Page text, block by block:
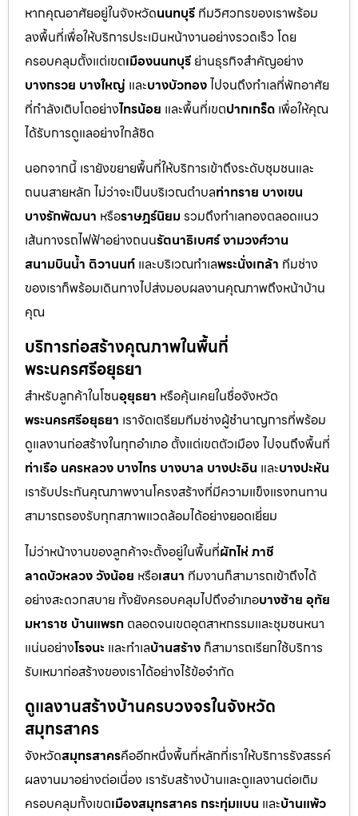
หากคุณอาศัยอยู่ในจังหวัดนนทบุรี ทีมวิศวกรของเราพร้อม
ลงพื้นที่เพื่อให้บริการประเมินหน้างานอย่างรวดเร็ว โดย
ครอบคลุมตั้งแต่เขตเมืองนนทบุรี ย่านธุรกิจสำคัญอย่าง
บางกรวย บางใหญ่ และบางบัวทองไปจนถึงทำเลที่พักอาศัย
ที่กำลังเติบโตอย่างไทรน้อย และพื้นที่เขตปากเกร็ด เพื่อให้คุณ
ได้รับการดูแลอย่างใกล้ชิด
นอกจากนี้ เรายังขยายพื้นที่ให้บริการเข้าถึงระดับชุมชนและ
ถนนสายหลัก ไม่ว่าจะเป็นบริเวณตำบลท่าทราย บางเขน
บางรักพัฒนา หรือราษฎร์นิยมรวมถึงทำเลทองตลอดแนว
เส้นทางรถไฟฟ้าอย่างถนนรัตนาธิเบศร์ งามวงศ์วาน
สนามบินน้ำ ติวานนท์ และบริเวณทำเลพระนั่งเกล้า ทีมช่าง
ของเราก็พร้อมเดินทางไปส่งมอบผลงานคุณภาพถึงหน้าบ้าน
คุณ
บริการก่อสร้างคุณภาพในพื้นที่
พระนครศรีอยุธยา
สำหรับลูกค้าในโซนอุยุธยา หรือคุ้นเคยในชื่อจังหวัด
พระนครศรีอยุธยา เราจัดเตรียมทีมช่างผู้ชำนาญการที่พร้อม
ดูแลงานก่อสร้างในทุกอำเภอ ตั้งแต่เขตตัวเมือง ไปจนถึงพื้นที่
ท่าเรือ นครหลวง บางไทร บางบาล บางปะอิน และบางปะหัน
เรารับประกันคุณภาพงานโครงสร้างที่มีความแข็งแรงทนทาน
สามารถรองรับทุกสภาพแวดล้อมได้อย่างยอดเยี่ยม
ไม่ว่าหน้างานของลูกค้าจะตั้งอยู่ในพื้นที่ผักไห่ ภาชี
ลาดบัวหลวง วังน้อย หรือเสนา ทีมงานก็สามารถเข้าถึงได้
อย่างสะดวกสบาย ทั้งยังครอบคลุมไปถึงอำเภอบางซ้าย อุทัย
มหาราช บ้านแพรก ตลอดจนเขตอุตสาหกรรมและชุมชนหนา
แน่นอย่างโรจนะ และทำเลบ้านสร้าง ก็สามารถเรียกใช้บริการ
รับเหมาก่อสร้างของเราได้อย่างไร้ข้อจำกัด
ดูแลงานสร้างบ้านครบวงจรในจังหวัด
สมุทรสาคร
จังหวัดสมุทรสาครคืออีกหนึ่งพื้นที่หลักที่เราให้บริการรังสรรค์
ผลงานมาอย่างต่อเนื่อง เรารับสร้างบ้านและดูแลงานต่อเติม
ครอบคลุมทั้งเขตเมืองสมุทรสาคร กระทุ่มแบน และบ้านแพ้ว